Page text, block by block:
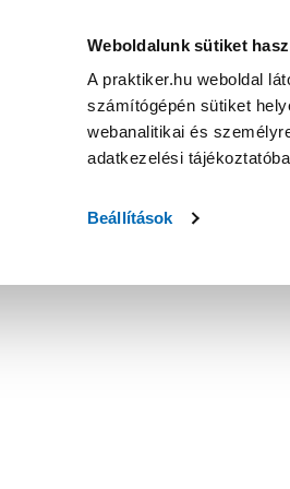
Weboldalunk sütiket
A praktiker.hu weboldal
számítógépén sütiket
webanalitikai és
adatkezelési
Beállítások